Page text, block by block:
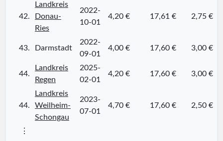
42.
Landkreis
Donau-
Ries
2022-
10-01
4,20 € 17,61 € 2,75 €
43. Darmstadt
2022-
09-01
4,00 € 17,60 € 3,00 €
44.
Landkreis
Regen
2025-
02-01
4,20 € 17,60 € 3,00 €
44.
Landkreis
Weilheim-
Schongau
2023-
07-01
4,70 € 17,60 € 2,50 €
⋮